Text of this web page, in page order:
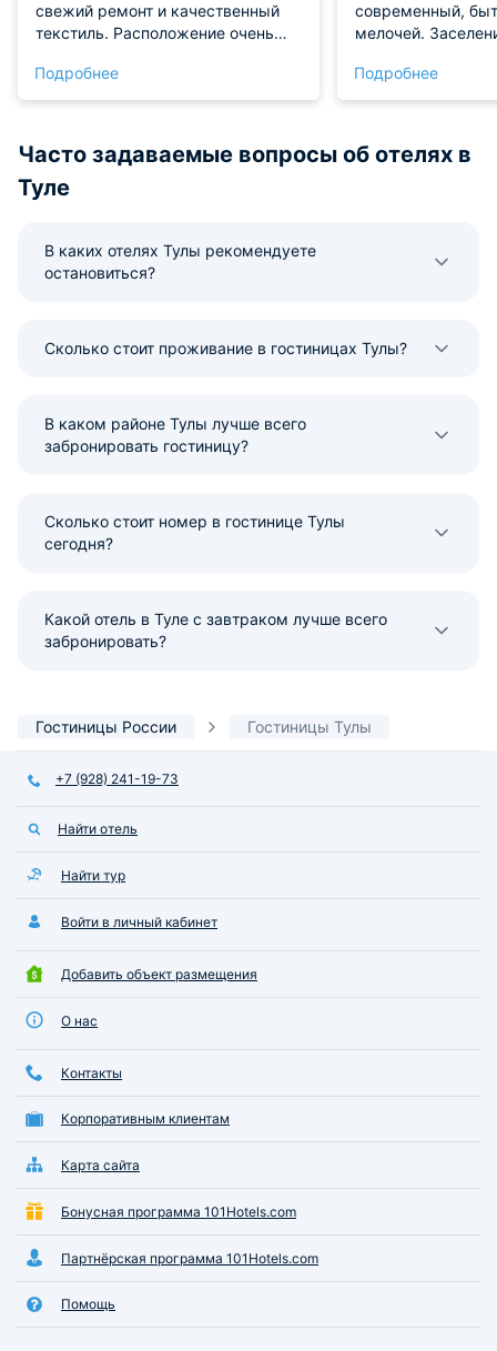
свежий ремонт и качественный
текстиль. Расположение очень
Заслуженная высокая оценка!
Подробнее
современный,
мелочей.
остались только
позитивные
Подробнее
Часто задаваемые вопросы об отелях в
Туле
В каких отелях Тулы рекомендуете
остановиться?
Сколько стоит проживание в гостиницах Тулы?
В каком районе Тулы лучше всего
забронировать гостиницу?
Сколько стоит номер в гостинице Тулы
сегодня?
Какой отель в Туле с завтраком лучше всего
забронировать?
Гостиницы России Гостиницы Тулы
+7 (928) 241-19-73
Найти отель
Найти тур
Войти в личный кабинет
Добавить объект размещения
О нас
Контакты
Корпоративным клиентам
Карта сайта
Бонусная программа 101Hotels.com
Партнёрская программа 101Hotels.com
Помощь